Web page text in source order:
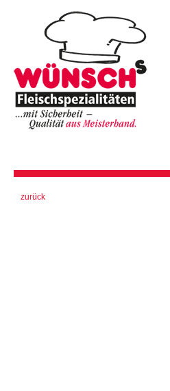
zurück